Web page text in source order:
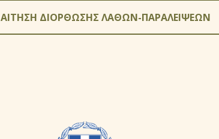
ΑΙΤΗΣΗ ΔΙΟΡΘΩΣΗΣ ΛΑΘΩΝ-ΠΑΡΑΛΕΙΨΕΩΝ